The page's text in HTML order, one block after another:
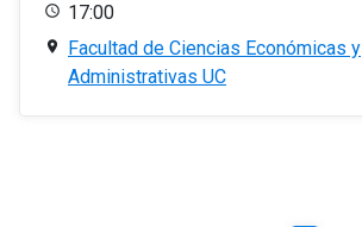
17:00
Facultad de Ciencias Económicas y
Administrativas UC